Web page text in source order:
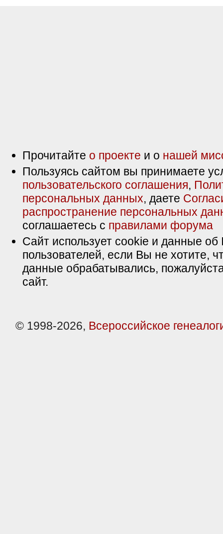
Прочитайте о проекте и о нашей
Пользуясь сайтом вы принимаете
пользовательского соглашения,
персональных данных, даете
распространение персональных
соглашаетесь с правилами форума
Сайт использует cookie и данные об
пользователей, если Вы не хотите,
данные обрабатывались,
сайт.
© 1998-2026, Всероссийское